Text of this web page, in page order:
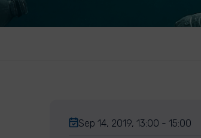
Sep 14, 2019, 13:00 - 15:00